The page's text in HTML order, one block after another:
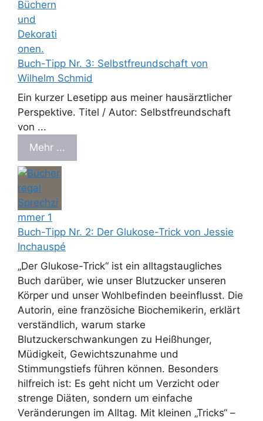
Buch-Tipp Nr. 3: Selbstfreundschaft von
Wilhelm Schmid
Ein kurzer Lesetipp aus meiner hausärztlicher
Perspektive. Titel / Autor: Selbstfreundschaft
von ...
Mehr ...
Buch-Tipp Nr. 2: Der Glukose-Trick von Jessie
Inchauspé
„Der Glukose-Trick“ ist ein alltagstaugliches
Buch darüber, wie unser Blutzucker unseren
Körper und unser Wohlbefinden beeinflusst. Die
Autorin, eine französiche Biochemikerin, erklärt
verständlich, warum starke
Blutzuckerschwankungen zu Heißhunger,
Müdigkeit, Gewichtszunahme und
Stimmungstiefs führen können. Besonders
hilfreich ist: Es geht nicht um Verzicht oder
strenge Diäten, sondern um einfache
Veränderungen im Alltag. Mit kleinen „Tricks“ –